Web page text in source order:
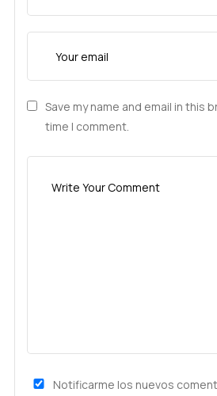
Save my name and email in this
time I comment.
Notificarme los nuevos